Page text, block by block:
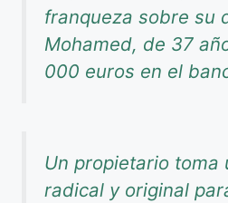
franqueza sobre su
Mohamed, de 37
000 euros en el
Un propietario toma
radical y original